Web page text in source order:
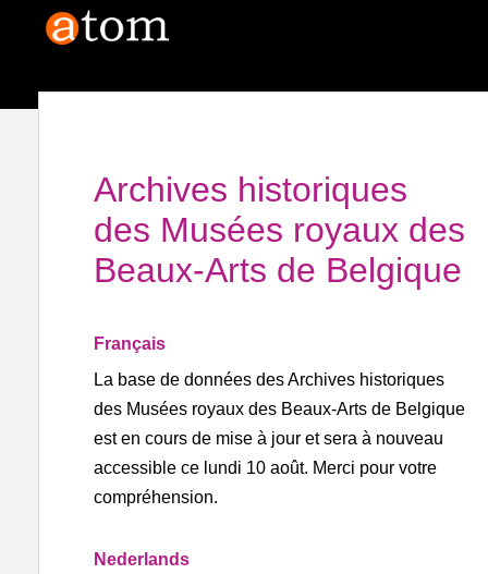
Archives historiques
des Musées royaux des
Beaux-Arts de Belgique
Français
La base de données des Archives historiques
des Musées royaux des Beaux-Arts de Belgique
est en cours de mise à jour et sera à nouveau
accessible ce lundi 10 août. Merci pour votre
compréhension.
Nederlands